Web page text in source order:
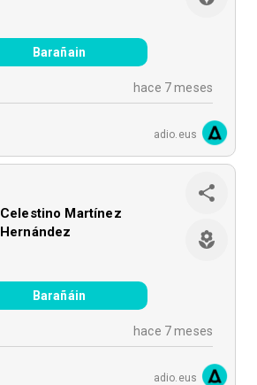
Barañain
hace 7 meses
adio.eus
Celestino Martínez
Hernández
Barañáin
hace 7 meses
adio.eus